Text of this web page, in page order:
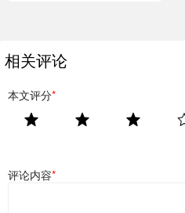
相关评论
本文评分*
评论内容*